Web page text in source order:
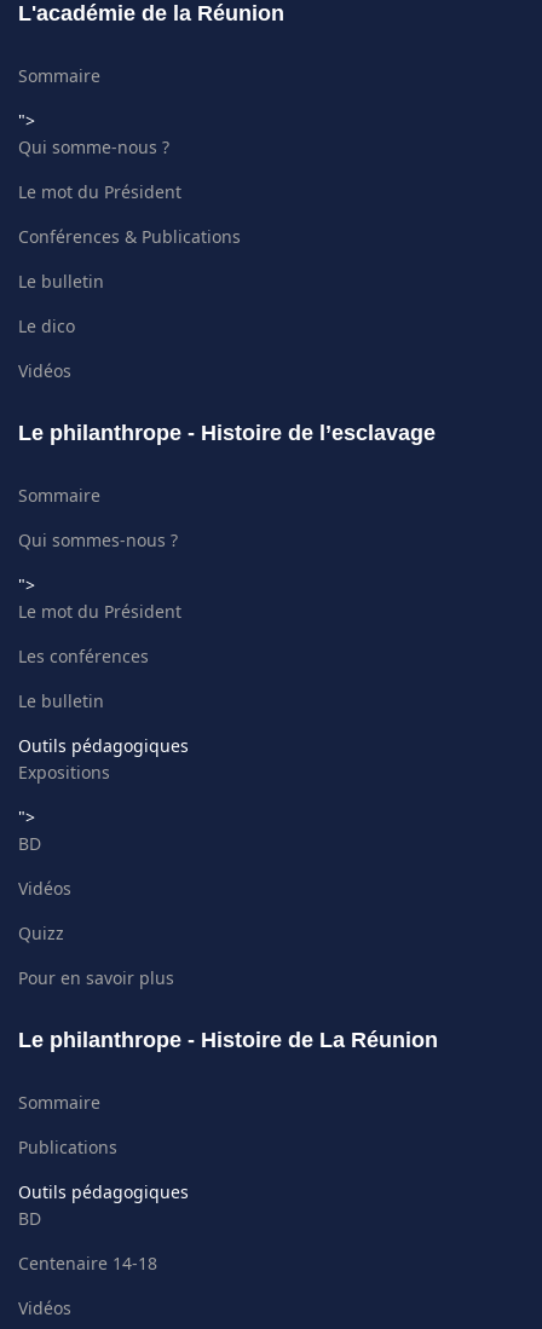
L'académie de la Réunion
Sommaire
">
Qui somme-nous ?
Le mot du Président
Conférences & Publications
Le bulletin
Le dico
Vidéos
Le philanthrope - Histoire de l’esclavage
Sommaire
Qui sommes-nous ?
">
Le mot du Président
Les conférences
Le bulletin
Outils pédagogiques
Expositions
">
BD
Vidéos
Quizz
Pour en savoir plus
Le philanthrope - Histoire de La Réunion
Sommaire
Publications
Outils pédagogiques
BD
Centenaire 14-18
Vidéos